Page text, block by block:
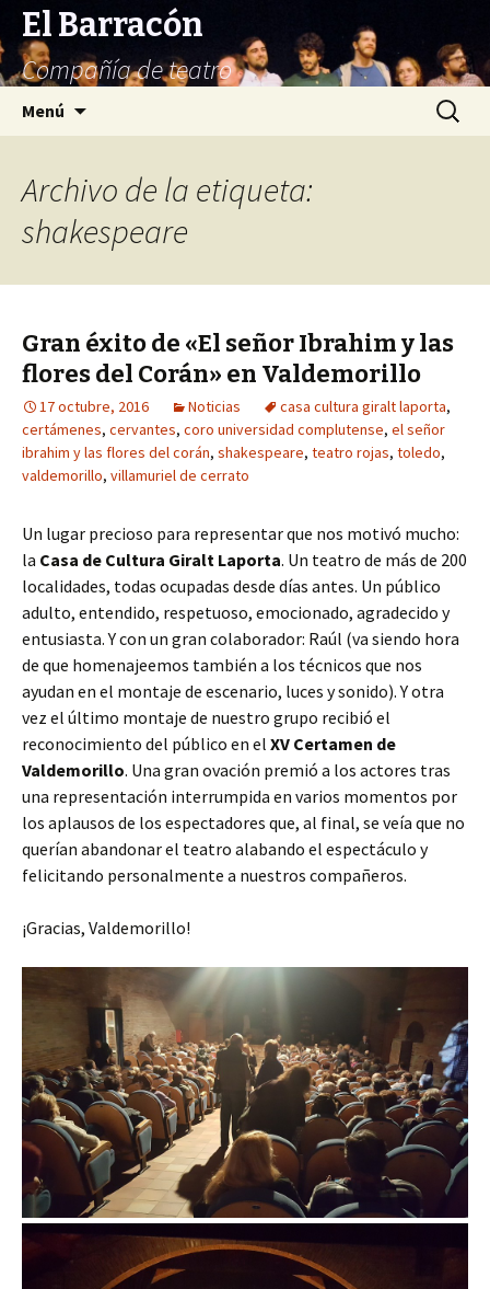
El Barracón
Compañía de teatro
Menú Buscar:
Archivo de la etiqueta:
shakespeare
Gran éxito de «El señor Ibrahim y las
flores del Corán» en Valdemorillo
17 octubre, 2016 Noticias casa cultura giralt laporta,
certámenes, cervantes, coro universidad complutense, el señor
ibrahim y las flores del corán, shakespeare, teatro rojas, toledo,
valdemorillo, villamuriel de cerrato
Un lugar precioso para representar que nos motivó mucho:
la Casa de Cultura Giralt Laporta. Un teatro de más de 200
localidades, todas ocupadas desde días antes. Un público
adulto, entendido, respetuoso, emocionado, agradecido y
entusiasta. Y con un gran colaborador: Raúl (va siendo hora
de que homenajeemos también a los técnicos que nos
ayudan en el montaje de escenario, luces y sonido). Y otra
vez el último montaje de nuestro grupo recibió el
reconocimiento del público en el XV Certamen de
Valdemorillo. Una gran ovación premió a los actores tras
una representación interrumpida en varios momentos por
los aplausos de los espectadores que, al final, se veía que no
querían abandonar el teatro alabando el espectáculo y
felicitando personalmente a nuestros compañeros.
¡Gracias, Valdemorillo!